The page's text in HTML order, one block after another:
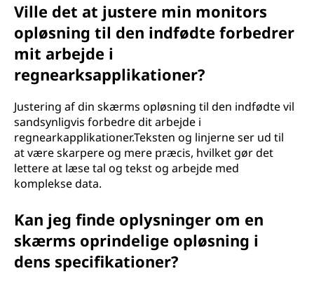
Ville det at justere min monitors
opløsning til den indfødte forbedrer
mit arbejde i
regnearksapplikationer?
Justering af din skærms opløsning til den indfødte vil
sandsynligvis forbedre dit arbejde i
regnearkapplikationer.Teksten og linjerne ser ud til
at være skarpere og mere præcis, hvilket gør det
lettere at læse tal og tekst og arbejde med
komplekse data.
Kan jeg finde oplysninger om en
skærms oprindelige opløsning i
dens specifikationer?